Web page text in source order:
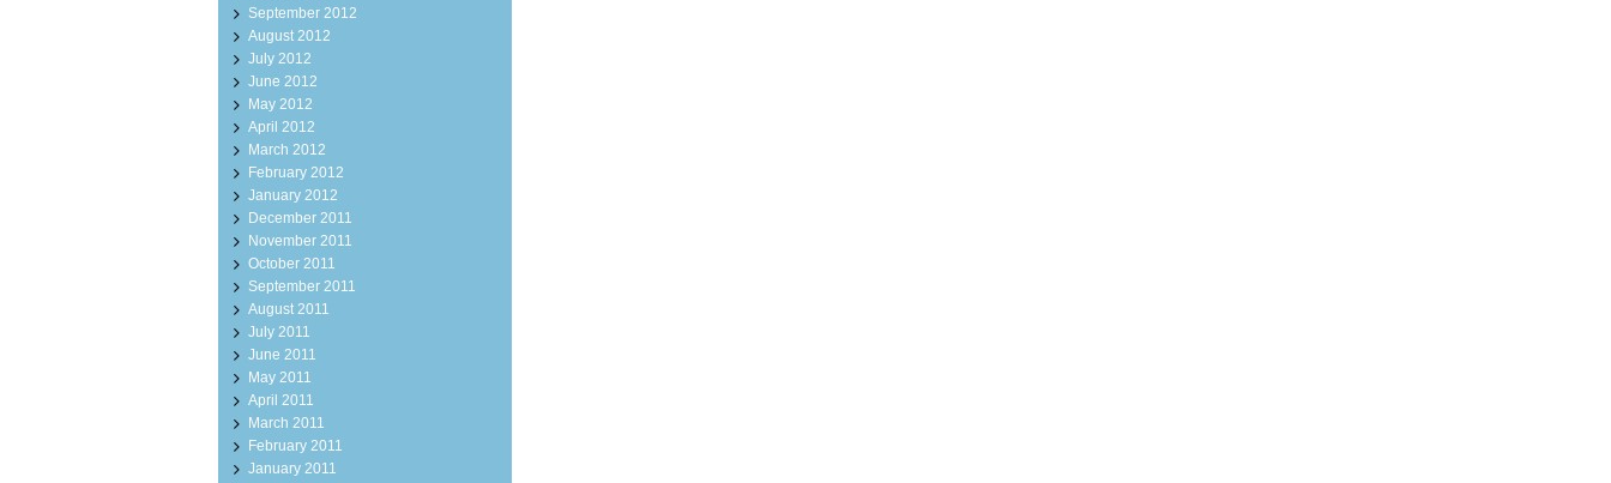
September 2012
August 2012
July 2012
June 2012
May 2012
April 2012
March 2012
February 2012
January 2012
December 2011
November 2011
October 2011
September 2011
August 2011
July 2011
June 2011
May 2011
April 2011
March 2011
February 2011
January 2011